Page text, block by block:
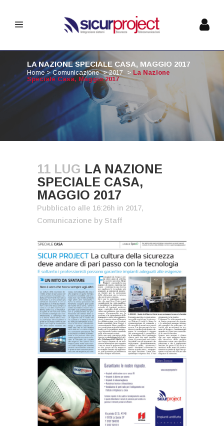
LA NAZIONE SPECIALE CASA, MAGGIO 2017
Home>Comunicazione >2017 > La Nazione
Speciale Casa, Maggio 2017
11 LUG LA NAZIONE
SPECIALE CASA,
MAGGIO 2017
Pubblicato alle 16:26h in 2017,
Comunicazione by Staff